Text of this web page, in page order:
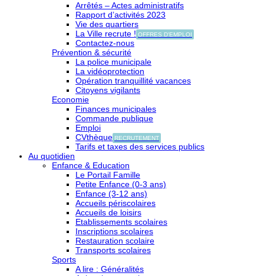
Arrêtés – Actes administratifs
Rapport d’activités 2023
Vie des quartiers
La Ville recrute ! OFFRES D'EMPLOI
Contactez-nous
Prévention & sécurité
La police municipale
La vidéoprotection
Opération tranquillité vacances
Citoyens vigilants
Economie
Finances municipales
Commande publique
Emploi
CVthèque RECRUTEMENT
Tarifs et taxes des services publics
Au quotidien
Enfance & Education
Le Portail Famille
Petite Enfance (0-3 ans)
Enfance (3-12 ans)
Accueils périscolaires
Accueils de loisirs
Etablissements scolaires
Inscriptions scolaires
Restauration scolaire
Transports scolaires
Sports
A lire : Généralités